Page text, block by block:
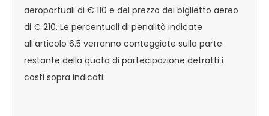
aeroportuali di € 110 e del prezzo del biglietto aereo
di € 210. Le percentuali di penalità indicate
all’articolo 6.5 verranno conteggiate sulla parte
restante della quota di partecipazione detratti i
costi sopra indicati.